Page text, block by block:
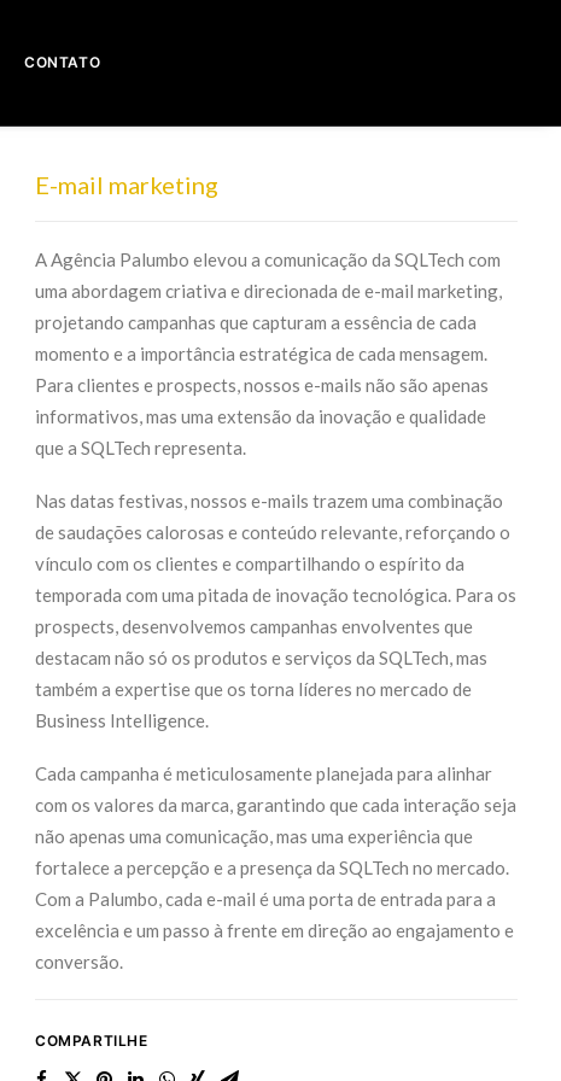
CONTATO
E-mail marketing
A Agência Palumbo elevou a comunicação da SQLTech com
uma abordagem criativa e direcionada de e-mail marketing,
projetando campanhas que capturam a essência de cada
momento e a importância estratégica de cada mensagem.
Para clientes e prospects, nossos e-mails não são apenas
informativos, mas uma extensão da inovação e qualidade
que a SQLTech representa.
Nas datas festivas, nossos e-mails trazem uma combinação
de saudações calorosas e conteúdo relevante, reforçando o
vínculo com os clientes e compartilhando o espírito da
temporada com uma pitada de inovação tecnológica. Para os
prospects, desenvolvemos campanhas envolventes que
destacam não só os produtos e serviços da SQLTech, mas
também a expertise que os torna líderes no mercado de
Business Intelligence.
Cada campanha é meticulosamente planejada para alinhar
com os valores da marca, garantindo que cada interação seja
não apenas uma comunicação, mas uma experiência que
fortalece a percepção e a presença da SQLTech no mercado.
Com a Palumbo, cada e-mail é uma porta de entrada para a
excelência e um passo à frente em direção ao engajamento e
conversão.
COMPARTILHE